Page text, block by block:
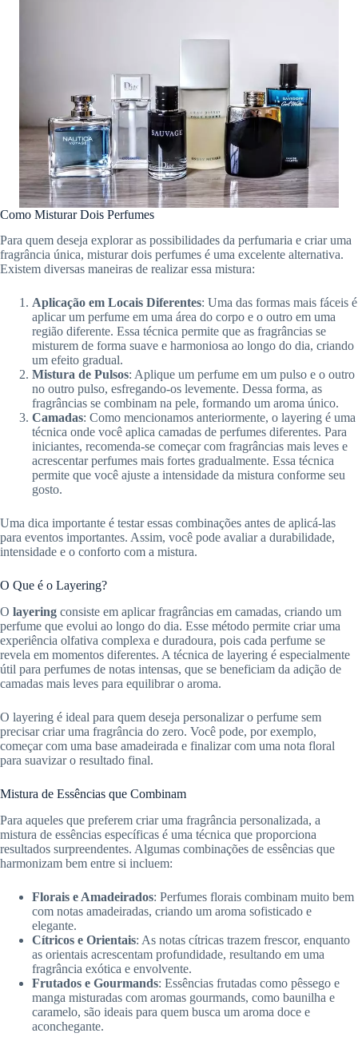
Como Misturar Dois Perfumes
Para quem deseja explorar as possibilidades da perfumaria e criar uma
fragrância única, misturar dois perfumes é uma excelente alternativa.
Existem diversas maneiras de realizar essa mistura:
Aplicação em Locais Diferentes: Uma das formas mais fáceis é
aplicar um perfume em uma área do corpo e o outro em uma
região diferente. Essa técnica permite que as fragrâncias se
misturem de forma suave e harmoniosa ao longo do dia, criando
um efeito gradual.
Mistura de Pulsos: Aplique um perfume em um pulso e o outro
no outro pulso, esfregando-os levemente. Dessa forma, as
fragrâncias se combinam na pele, formando um aroma único.
Camadas: Como mencionamos anteriormente, o layering é uma
técnica onde você aplica camadas de perfumes diferentes. Para
iniciantes, recomenda-se começar com fragrâncias mais leves e
acrescentar perfumes mais fortes gradualmente. Essa técnica
permite que você ajuste a intensidade da mistura conforme seu
gosto.
Uma dica importante é testar essas combinações antes de aplicá-las
para eventos importantes. Assim, você pode avaliar a durabilidade,
intensidade e o conforto com a mistura.
O Que é o Layering?
O layering consiste em aplicar fragrâncias em camadas, criando um
perfume que evolui ao longo do dia. Esse método permite criar uma
experiência olfativa complexa e duradoura, pois cada perfume se
revela em momentos diferentes. A técnica de layering é especialmente
útil para perfumes de notas intensas, que se beneficiam da adição de
camadas mais leves para equilibrar o aroma.
O layering é ideal para quem deseja personalizar o perfume sem
precisar criar uma fragrância do zero. Você pode, por exemplo,
começar com uma base amadeirada e finalizar com uma nota floral
para suavizar o resultado final.
Mistura de Essências que Combinam
Para aqueles que preferem criar uma fragrância personalizada, a
mistura de essências específicas é uma técnica que proporciona
resultados surpreendentes. Algumas combinações de essências que
harmonizam bem entre si incluem:
Florais e Amadeirados: Perfumes florais combinam muito bem
com notas amadeiradas, criando um aroma sofisticado e
elegante.
Cítricos e Orientais: As notas cítricas trazem frescor, enquanto
as orientais acrescentam profundidade, resultando em uma
fragrância exótica e envolvente.
Frutados e Gourmands: Essências frutadas como pêssego e
manga misturadas com aromas gourmands, como baunilha e
caramelo, são ideais para quem busca um aroma doce e
aconchegante.